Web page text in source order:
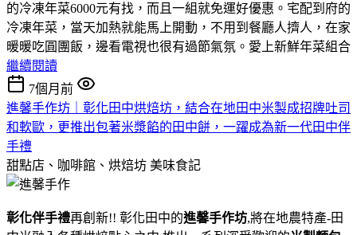
的冷凍年菜6000元有找，而且一組就免運好優惠。宅配到府的
冷凍年菜，當天加熱就能馬上開動，不用到餐廳人擠人，在家
暖暖吃圓團飯，邊看電視也很有過節氣氛。 愛上新鮮年菜組合
繼續閱讀
7個月前
進馨手作坊｜彰化田中烘焙坊，結合在地田中米製成招牌吐司
和軟歐，更推出包著米漿餡的田中餅，一躍成為新一代田中伴
手禮
甜點店、咖啡館、烘焙坊 美味食記
彰化伴手禮再創新!! 彰化田中的進馨手作坊,將在地農特產-田